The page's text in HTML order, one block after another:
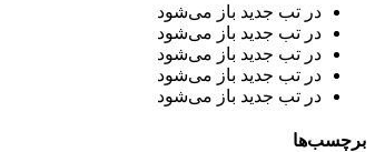
در تب جدید باز می‌شود
در تب جدید باز می‌شود
در تب جدید باز می‌شود
در تب جدید باز می‌شود
در تب جدید باز می‌شود
برچسب‌ها